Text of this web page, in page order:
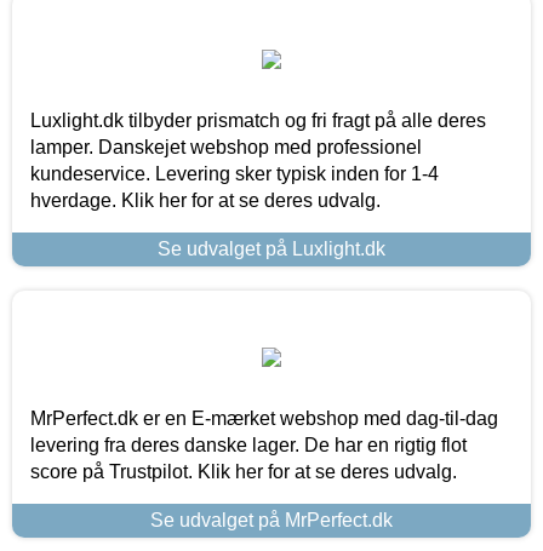
Luxlight.dk tilbyder prismatch og fri fragt på alle deres
lamper. Danskejet webshop med professionel
kundeservice. Levering sker typisk inden for 1-4
hverdage. Klik her for at se deres udvalg.
Se udvalget på Luxlight.dk
MrPerfect.dk er en E-mærket webshop med dag-til-dag
levering fra deres danske lager. De har en rigtig flot
score på Trustpilot. Klik her for at se deres udvalg.
Se udvalget på MrPerfect.dk